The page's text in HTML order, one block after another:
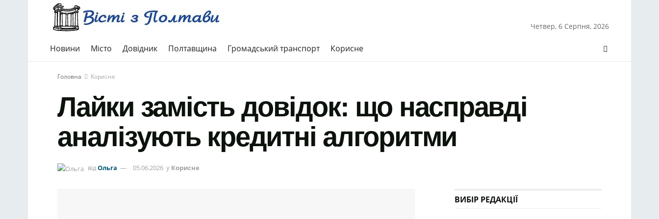
Четвер, 6 Серпня, 2026
Новини Місто Довідник Полтавщина Громадський транспорт Корисне
Головна Корисне
Лайки замість довідок: що насправді
аналізують кредитні алгоритми
відОльга 05.06.2026 у Корисне
ВИБІР РЕДАКЦІЇ